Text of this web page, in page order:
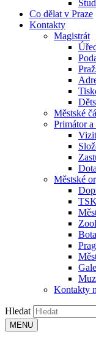
Co dělat v Praze
Kontakty
Magistrát
Městské
Primátor
Městské
Kontakty
Hledat
MENU